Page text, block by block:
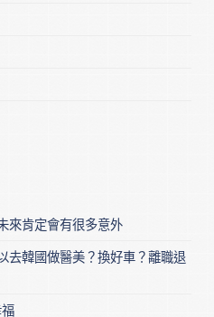
來肯定會有很多意外
去韓國做醫美？換好車？離職退